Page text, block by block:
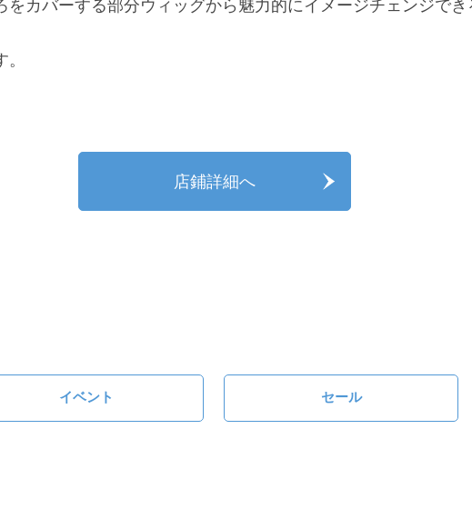
カバーする部分ウィッグから魅力的にイメージチェンジで
店鋪詳細へ
イベント セール